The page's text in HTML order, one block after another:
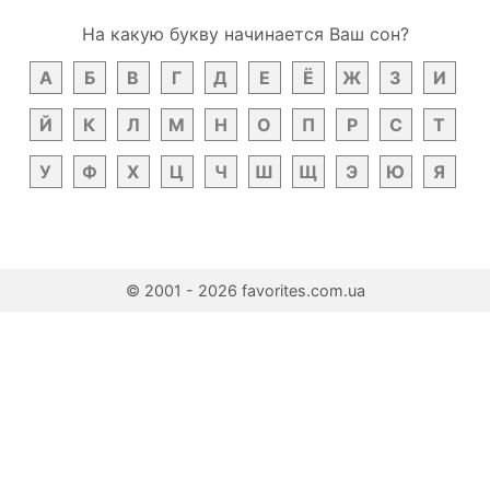
На какую букву начинается Ваш сон?
А
Б В Г Д Е Ё Ж З И
Й К Л М Н О П Р С Т
У Ф Х Ц Ч Ш Щ Э Ю Я
© 2001 - 2026 favorites.com.ua